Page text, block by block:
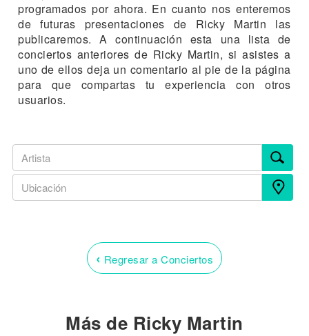
programados por ahora. En cuanto nos enteremos
de futuras presentaciones de Ricky Martin las
publicaremos. A continuación esta una lista de
conciertos anteriores de Ricky Martin, si asistes a
uno de ellos deja un comentario al pie de la página
para que compartas tu experiencia con otros
usuarios.
‹ Regresar a Conciertos
Más de Ricky Martin